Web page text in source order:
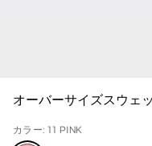
オーバーサイズスウェ
カラー: 11 PINK